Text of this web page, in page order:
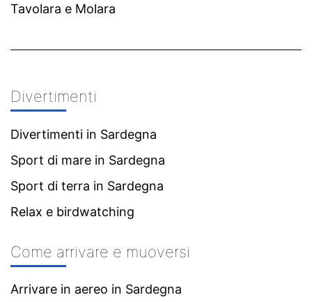
Tavolara e Molara
Divertimenti
Divertimenti in Sardegna
Sport di mare in Sardegna
Sport di terra in Sardegna
Relax e birdwatching
Come arrivare e muoversi
Arrivare in aereo in Sardegna